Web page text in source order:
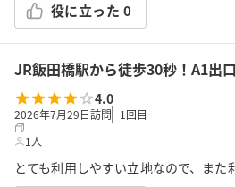
役に立った 0
4.0
2026年7月29日訪問 1 回目
1人
とても利用しやすい立地なので、また